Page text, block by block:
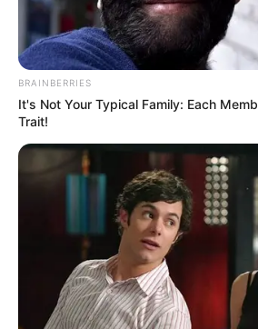
Surgeons: This Simple Method
Arthritis! Try It!
FORGE BODY
BRAINBERRIES
It's Not Your Typical Family: Each
Trait!